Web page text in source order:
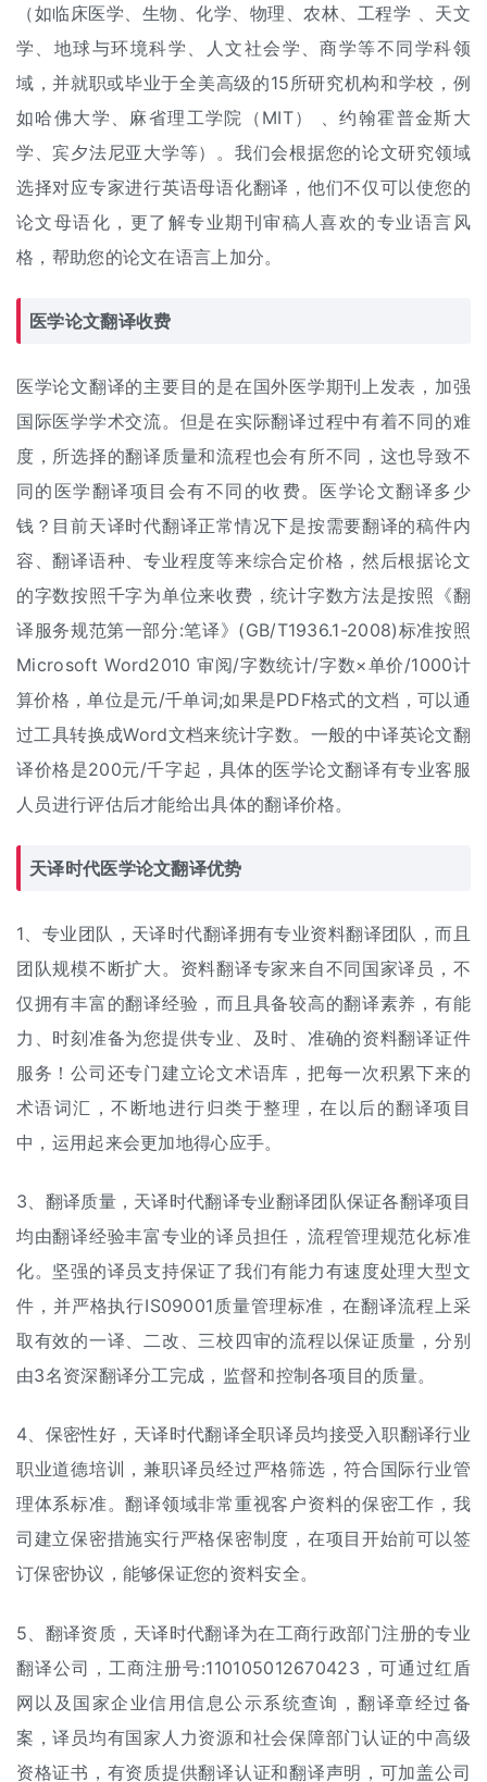
（如临床医学、生物、化学、物理、农林、工程学 、天文
学、地球与环境科学、人文社会学、商学等不同学科领
域，并就职或毕业于全美高级的15所研究机构和学校，例
如哈佛大学、麻省理工学院（MIT） 、约翰霍普金斯大
学、宾夕法尼亚大学等）。我们会根据您的论文研究领域
选择对应专家进行英语母语化翻译，他们不仅可以使您的
论文母语化，更了解专业期刊审稿人喜欢的专业语言风
格，帮助您的论文在语言上加分。
医学论文翻译收费
医学论文翻译的主要目的是在国外医学期刊上发表，加强
国际医学学术交流。但是在实际翻译过程中有着不同的难
度，所选择的翻译质量和流程也会有所不同，这也导致不
同的医学翻译项目会有不同的收费。医学论文翻译多少
钱？目前天译时代翻译正常情况下是按需要翻译的稿件内
容、翻译语种、专业程度等来综合定价格，然后根据论文
的字数按照千字为单位来收费，统计字数方法是按照《翻
译服务规范第一部分:笔译》(GB/T1936.1-2008)标准按照
Microsoft Word2010 审阅/字数统计/字数×单价/1000计
算价格，单位是元/千单词;如果是PDF格式的文档，可以通
过工具转换成Word文档来统计字数。一般的中译英论文翻
译价格是200元/千字起，具体的医学论文翻译有专业客服
人员进行评估后才能给出具体的翻译价格。
天译时代医学论文翻译优势
1、专业团队，天译时代翻译拥有专业资料翻译团队，而且
团队规模不断扩大。资料翻译专家来自不同国家译员，不
仅拥有丰富的翻译经验，而且具备较高的翻译素养，有能
力、时刻准备为您提供专业、及时、准确的资料翻译证件
服务！公司还专门建立论文术语库，把每一次积累下来的
术语词汇，不断地进行归类于整理，在以后的翻译项目
中，运用起来会更加地得心应手。
3、翻译质量，天译时代翻译专业翻译团队保证各翻译项目
均由翻译经验丰富专业的译员担任，流程管理规范化标准
化。坚强的译员支持保证了我们有能力有速度处理大型文
件，并严格执行IS09001质量管理标准，在翻译流程上采
取有效的一译、二改、三校四审的流程以保证质量，分别
由3名资深翻译分工完成，监督和控制各项目的质量。
4、保密性好，天译时代翻译全职译员均接受入职翻译行业
职业道德培训，兼职译员经过严格筛选，符合国际行业管
理体系标准。翻译领域非常重视客户资料的保密工作，我
司建立保密措施实行严格保密制度，在项目开始前可以签
订保密协议，能够保证您的资料安全。
5、翻译资质，天译时代翻译为在工商行政部门注册的专业
翻译公司，工商注册号:110105012670423，可通过红盾
网以及国家企业信用信息公示系统查询，翻译章经过备
案，译员均有国家人力资源和社会保障部门认证的中高级
资格证书，有资质提供翻译认证和翻译声明，可加盖公司